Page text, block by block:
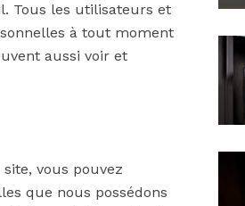
Tous les utilisateurs et
à tout moment
aussi voir et
vous pouvez
que nous possédons